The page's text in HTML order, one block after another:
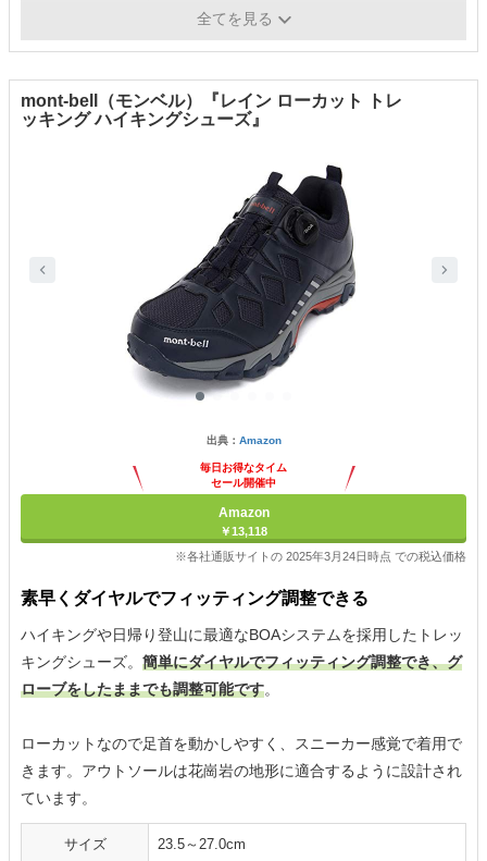
ビブラム メガ+インパクトブレーキシステム
全てを見る
mont-bell（モンベル）『レイン ローカット トレ
ッキング ハイキングシューズ』
出典： Amazon
毎日お得なタイム
セール開催中
Amazon
￥13,118
※各社通販サイトの 2025年3月24日時点 での税込価格
素早くダイヤルでフィッティング調整できる
ハイキングや日帰り登山に最適なBOAシステムを採用したトレッ
キングシューズ。 簡単にダイヤルでフィッティング調整でき、グ
ローブをしたままでも調整可能です。
ローカットなので足首を動かしやすく、スニーカー感覚で着用で
きます。アウトソールは花崗岩の地形に適合するように設計され
ています。
サイズ 23.5～27.0cm